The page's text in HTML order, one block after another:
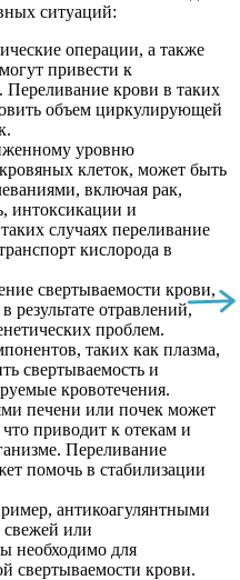
ситуаций:
операции, а также
привести к
Переливание крови в таких
объем циркулирующей
уровню
клеток, может быть
включая рак,
интоксикации и
случаях переливание
кислорода в
свертываемости крови,
результате отравлений,
проблем.
таких как плазма,
свертываемость и
кровотечения.
печени или почек может
приводит к отекам и
Переливание
помочь в стабилизации
антикоагулянтными
свежей или
необходимо для
свертываемости крови.